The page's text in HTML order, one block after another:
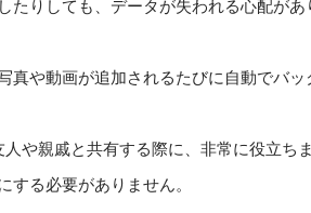
たりしても、データが失われる心配があ
真や動画が追加されるたびに自動でバッ
や親戚と共有する際に、非常に役立ちま
る必要がありません。